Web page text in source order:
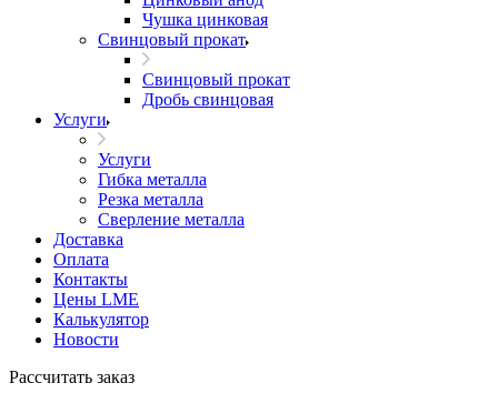
Чушка цинковая
Свинцовый прокат
Свинцовый прокат
Дробь свинцовая
Услуги
Услуги
Гибка металла
Резка металла
Сверление металла
Доставка
Оплата
Контакты
Цены LME
Калькулятор
Новости
Рассчитать заказ